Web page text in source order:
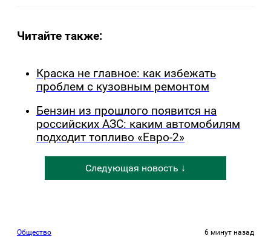
Читайте также:
Краска не главное: как избежать
проблем с кузовным ремонтом
Бензин из прошлого появится на
российских АЗС: каким автомобилям
подходит топливо «Евро-2»
Следующая новость ↓
Общество 6 минут назад